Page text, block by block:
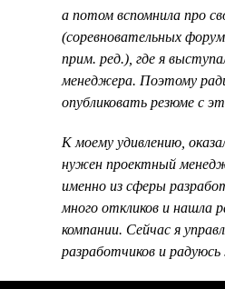
а потом вспомнила про
(соревновательных
прим. ред.), где я
менеджера. Поэтому
опубликовать резюме с
К моему удивлению,
нужен проектный
именно из сферы
много откликов и нашла
компании. Сейчас я
разработчиков и